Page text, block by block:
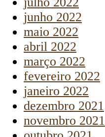
junho 2022
maio 2022
abril 2022
março 2022
fevereiro 2022
janeiro 2022
dezembro 2021
novembro 2021